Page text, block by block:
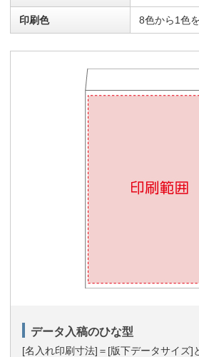
印刷色 8色から1色
データ入稿のひな型
[名入れ印刷寸法]＝[版下データサイズ]